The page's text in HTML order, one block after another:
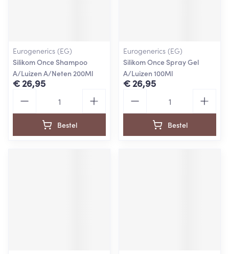
Eurogenerics (EG)
Silikom Once Shampoo
A/Luizen A/Neten 200Ml
€ 26,95
Bestel
Eurogenerics (EG)
Silikom Once Spray Gel
A/Luizen 100Ml
€ 26,95
Bestel